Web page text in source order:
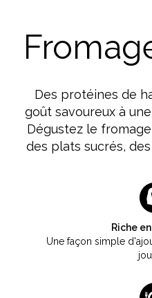
Des protéines de
goût savoureux à
Dégustez le
des plats sucrés,
Riche
Une façon simple